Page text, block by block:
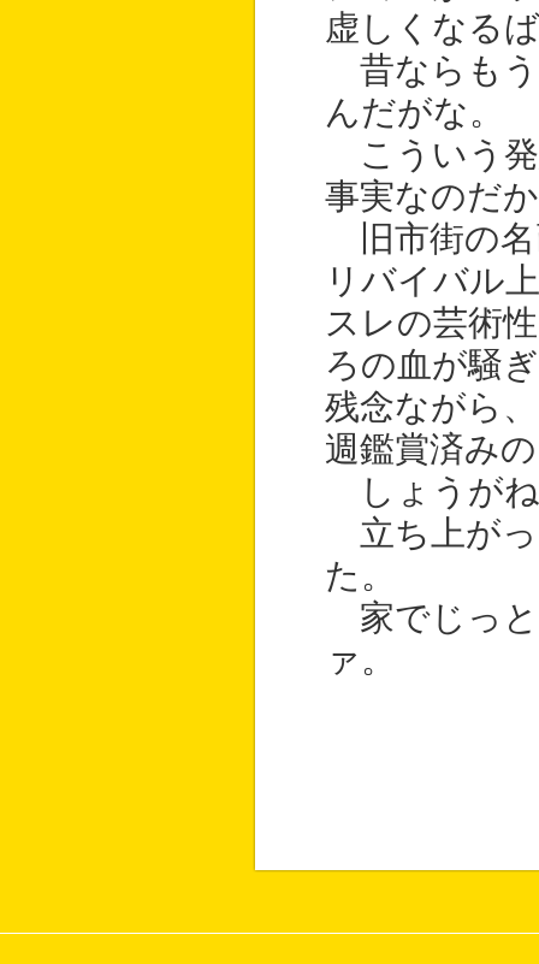
虚しくなる
昔ならもう
んだがな。
こういう発
事実なのだ
旧市街の名
リバイバル
スレの芸術
ろの血が騒
残念ながら
週鑑賞済み
しょうが
立ち上がっ
た。
家でじっと
ァ。